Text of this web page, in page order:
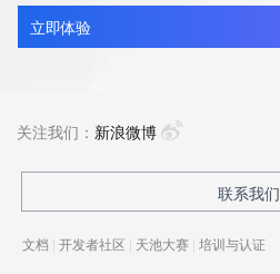
新注册
最近查询
立即体验
关注我们： 新浪微博
联系我们
文档 | 开发者社区 | 天池大赛 | 培训与认证